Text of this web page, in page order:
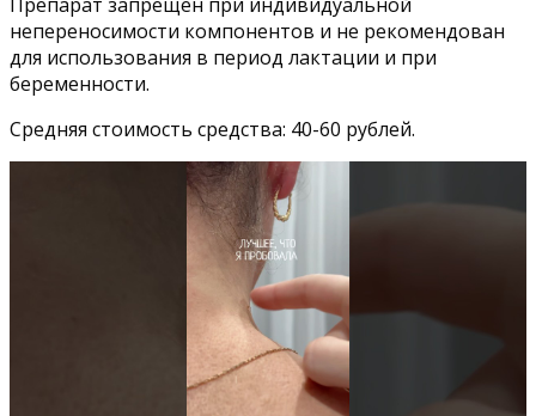
непереносимости компонентов и не рекомендован
для использования в период лактации и при
беременности.
Средняя стоимость средства: 40-60 рублей.